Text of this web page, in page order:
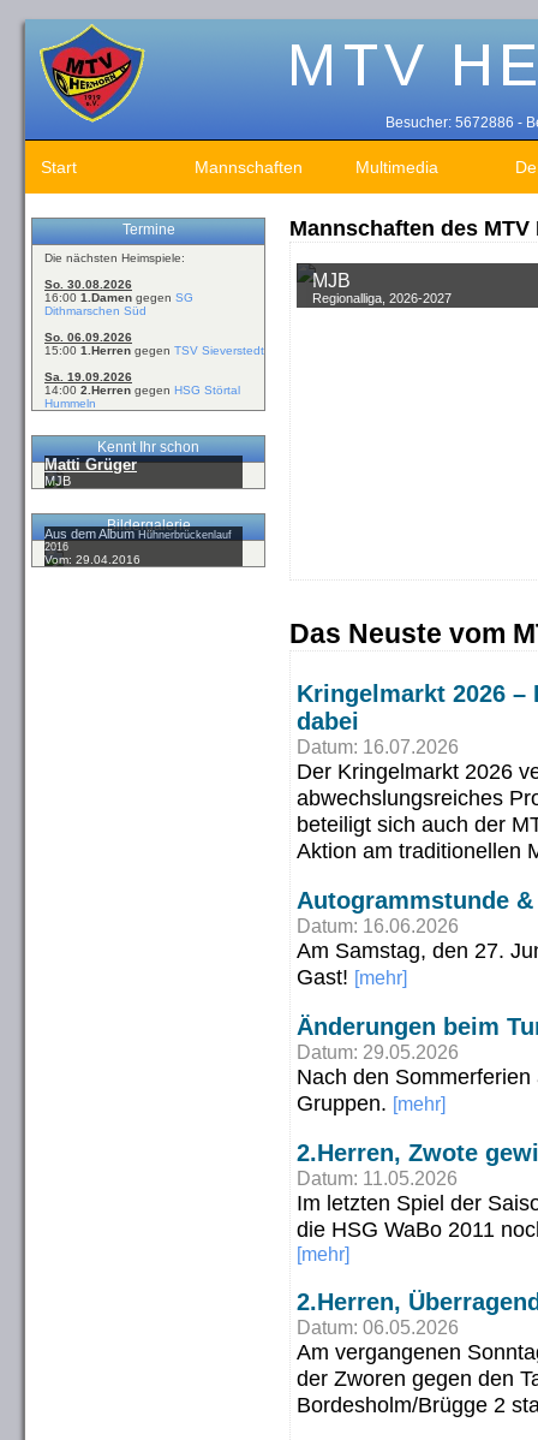
Besucher: 5672886 -
Start Mannschaften Multimedia
Termine
Die nächsten Heimspiele:
So. 30.08.2026
16:00 1.Damen gegen SG
Dithmarschen Süd
So. 06.09.2026
15:00 1.Herren gegen TSV Sieverstedt
Sa. 19.09.2026
14:00 2.Herren gegen HSG Störtal
Hummeln
Kennt Ihr schon
Matti Grüger
MJB
Bildergalerie
Aus dem AlbumHühnerbrückenlauf
2016
Vom: 29.04.2016
Mannschaften des MTV
MJB
Regionalliga, 2026-2027
Das Neuste vom
Kringelmarkt 2026 –
dabei
Datum: 16.07.2026
Der Kringelmarkt 2026
abwechslungsreiches
beteiligt sich auch der
Aktion am traditionellen
Autogrammstunde
Datum: 16.06.2026
Am Samstag, den 27.
Gast! [mehr]
Änderungen beim
Datum: 29.05.2026
Nach den
Gruppen. [mehr]
2.Herren, Zwote
Datum: 11.05.2026
Im letzten Spiel der
die HSG WaBo 2011
[mehr]
2.Herren,
Datum: 06.05.2026
Am vergangenen
der Zworen gegen den
Bordesholm/Brügge 2